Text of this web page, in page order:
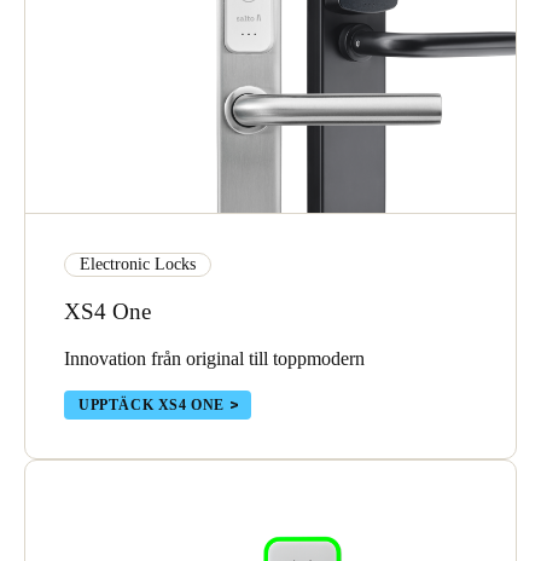
Electronic Locks
XS4 One
Innovation från original till toppmodern
UPPTÄCK XS4 ONE